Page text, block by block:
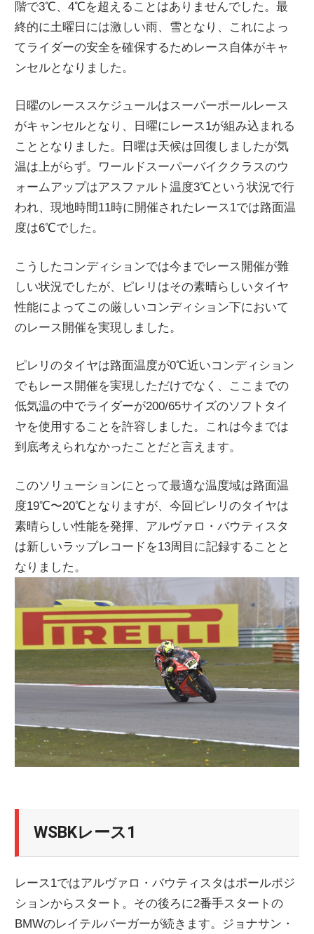
階で3℃、4℃を超えることはありませんでした。最
終的に土曜日には激しい雨、雪となり、これによっ
てライダーの安全を確保するためレース自体がキャ
ンセルとなりました。
日曜のレーススケジュールはスーパーポールレース
がキャンセルとなり、日曜にレース1が組み込まれる
こととなりました。日曜は天候は回復しましたが気
温は上がらず。ワールドスーパーバイククラスのウ
ォームアップはアスファルト温度3℃という状況で行
われ、現地時間11時に開催されたレース1では路面温
度は6℃でした。
こうしたコンディションでは今までレース開催が難
しい状況でしたが、ピレリはその素晴らしいタイヤ
性能によってこの厳しいコンディション下において
のレース開催を実現しました。
ピレリのタイヤは路面温度が0℃近いコンディション
でもレース開催を実現しただけでなく、ここまでの
低気温の中でライダーが200/65サイズのソフトタイ
ヤを使用することを許容しました。これは今までは
到底考えられなかったことだと言えます。
このソリューションにとって最適な温度域は路面温
度19℃〜20℃となりますが、今回ピレリのタイヤは
素晴らしい性能を発揮、アルヴァロ・バウティスタ
は新しいラップレコードを13周目に記録することと
なりました。
WSBKレース1
レース1ではアルヴァロ・バウティスタはポールポジ
ションからスタート。その後ろに2番手スタートの
BMWのレイテルバーガーが続きます。ジョナサン・